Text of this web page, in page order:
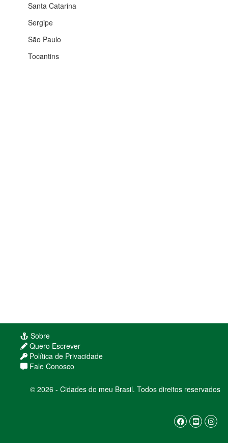
Santa Catarina
Sergipe
São Paulo
Tocantins
Sobre
Quero Escrever
Política de Privacidade
Fale Conosco
© 2026 - Cidades do meu Brasil. Todos direitos reservados